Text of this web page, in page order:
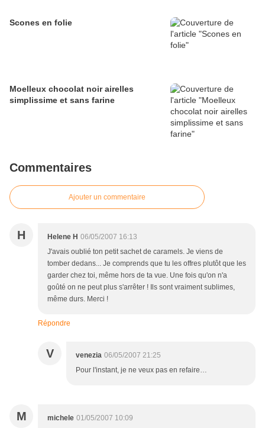
Scones en folie
Moelleux chocolat noir airelles
simplissime et sans farine
Commentaires
Ajouter un commentaire
H Helene H 06/05/2007 16:13
J'avais oublié ton petit sachet de caramels. Je viens de
tomber dedans... Je comprends que tu les offres plutôt que les
garder chez toi, même hors de ta vue. Une fois qu'on n'a
goûté on ne peut plus s'arrêter ! Ils sont vraiment sublimes,
même durs. Merci !
Répondre
V venezia 06/05/2007 21:25
Pour l'instant, je ne veux pas en refaire…
M michele 01/05/2007 10:09